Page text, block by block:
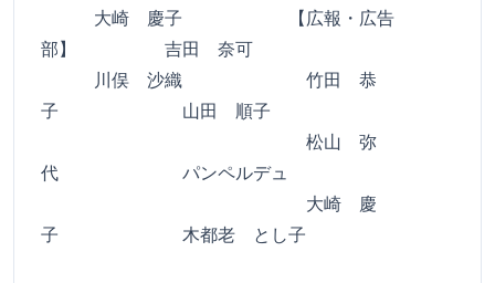
大崎 慶子 【広報・広告
部】 吉田 奈可
川俣 沙織 竹田 恭
子 山田 順子
松山 弥
代 パンペルデュ
大崎 慶
子 木都老 とし子